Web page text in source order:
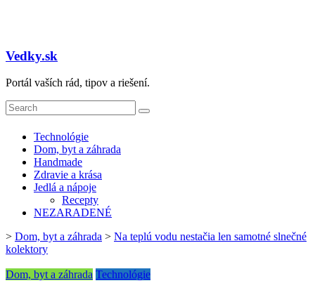
Vedky.sk
Portál vaších rád, tipov a riešení.
Technológie
Dom, byt a záhrada
Handmade
Zdravie a krása
Jedlá a nápoje
Recepty
NEZARADENÉ
> Dom, byt a záhrada > Na teplú vodu nestačia len samotné slnečné
kolektory
Dom, byt a záhrada Technológie